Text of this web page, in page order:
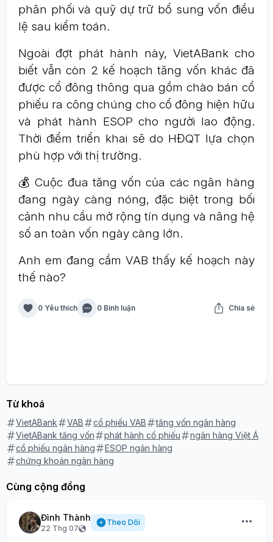
phân phối và quỹ dự trữ bổ sung vốn điều
lệ sau kiểm toán.
Ngoài đợt phát hành này, VietABank cho
biết vẫn còn 2 kế hoạch tăng vốn khác đã
được cổ đông thông qua gồm chào bán cổ
phiếu ra công chúng cho cổ đông hiện hữu
và phát hành ESOP cho người lao động.
Thời điểm triển khai sẽ do HĐQT lựa chọn
phù hợp với thị trường.
💰 Cuộc đua tăng vốn của các ngân hàng
đang ngày càng nóng, đặc biệt trong bối
cảnh nhu cầu mở rộng tín dụng và nâng hệ
số an toàn vốn ngày càng lớn.
Anh em đang cầm VAB thấy kế hoạch này
thế nào?
0 Yêu thích 0 Bình luận Chia sẻ
Từ khoá
VietABank VAB cổ phiếu VAB
tăng vốn ngân hàng
VietABank tăng vốn
phát hành cổ phiếu
ngân hàng Việt Á
cổ phiếu ngân hàng
ESOP ngân hàng
chứng khoán ngân hàng
Cùng cộng đồng
Đình Thành
22 Thg 07
Theo Dõi